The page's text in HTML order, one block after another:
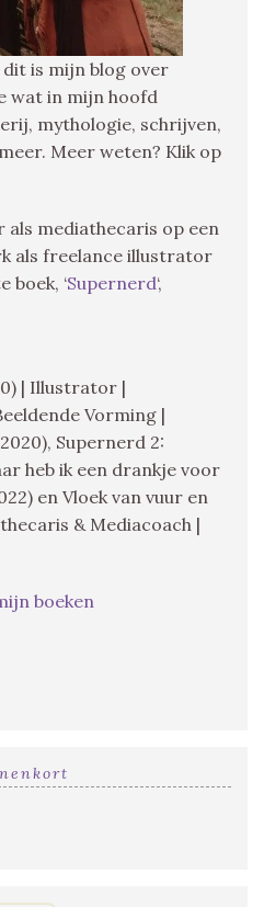
dit is mijn blog over
wat in mijn hoofd
mythologie, schrijven,
Meer weten? Klik op
als mediathecaris op een
als freelance illustrator
boek, ‘Supernerd‘,
| Illustrator |
Vorming |
Supernerd 2:
heb ik een drankje voor
en Vloek van vuur en
& Mediacoach |
boeken